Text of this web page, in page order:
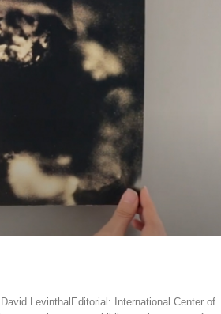
LevinthalEditorial: International Center of